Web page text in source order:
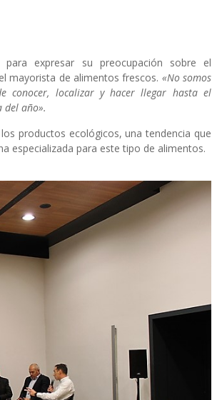
expresar su preocupación sobre el
mayorista de alimentos frescos. «No somos
conocer, localizar y hacer llegar hasta el
del año».
productos ecológicos, una tendencia que
especializada para este tipo de alimentos.